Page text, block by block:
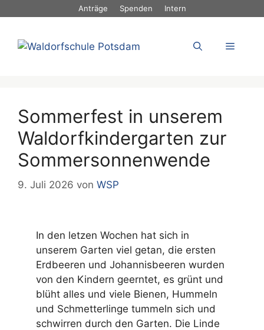
Anträge Spenden Intern
Menü
Sommerfest in unserem
Waldorfkindergarten zur
Sommersonnenwende
9. Juli 2026 von WSP
In den letzen Wochen hat sich in
unserem Garten viel getan, die ersten
Erdbeeren und Johannisbeeren wurden
von den Kindern geerntet, es grünt und
blüht alles und viele Bienen, Hummeln
und Schmetterlinge tummeln sich und
schwirren durch den Garten. Die Linde